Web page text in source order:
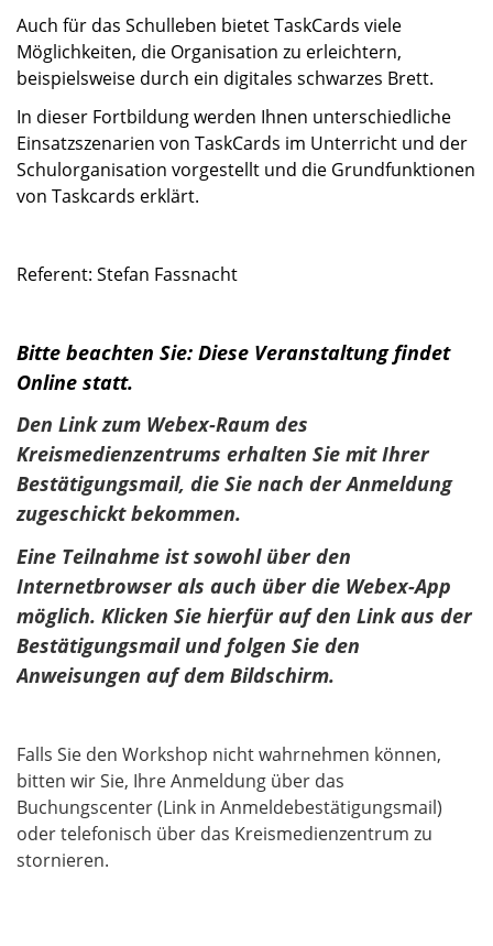
Auch für das Schulleben bietet TaskCards viele
Möglichkeiten, die Organisation zu erleichtern,
beispielsweise durch ein digitales schwarzes Brett.
In dieser Fortbildung werden Ihnen unterschiedliche
Einsatzszenarien von TaskCards im Unterricht und der
Schulorganisation vorgestellt und die Grundfunktionen
von Taskcards erklärt.
Referent: Stefan Fassnacht
Bitte beachten Sie: Diese Veranstaltung findet
Online statt.
Den Link zum Webex-Raum des
Kreismedienzentrums erhalten Sie mit Ihrer
Bestätigungsmail, die Sie nach der Anmeldung
zugeschickt bekommen.
Eine Teilnahme ist sowohl über den
Internetbrowser als auch über die Webex-App
möglich. Klicken Sie hierfür auf den Link aus der
Bestätigungsmail und folgen Sie den
Anweisungen auf dem Bildschirm.
Falls Sie den Workshop nicht wahrnehmen können,
bitten wir Sie, Ihre Anmeldung über das
Buchungscenter (Link in Anmeldebestätigungsmail)
oder telefonisch über das Kreismedienzentrum zu
stornieren.